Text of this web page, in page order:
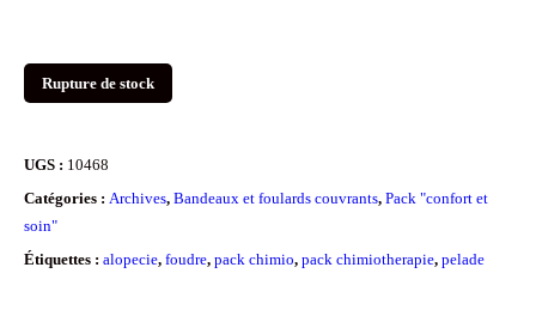
Rupture de stock
UGS : 10468
Catégories : Archives, Bandeaux et foulards couvrants, Pack "confort et
soin"
Étiquettes : alopecie, foudre, pack chimio, pack chimiotherapie, pelade